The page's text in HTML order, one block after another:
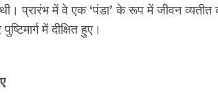
प्रारंभ में वे एक ‘पंडा’ के रूप में जीवन
में दीक्षित हुए।